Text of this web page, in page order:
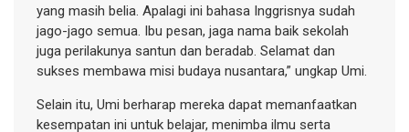
yang masih belia. Apalagi ini bahasa Inggrisnya sudah
jago-jago semua. Ibu pesan, jaga nama baik sekolah
juga perilakunya santun dan beradab. Selamat dan
sukses membawa misi budaya nusantara,” ungkap Umi.
Selain itu, Umi berharap mereka dapat memanfaatkan
kesempatan ini untuk belajar, menimba ilmu serta